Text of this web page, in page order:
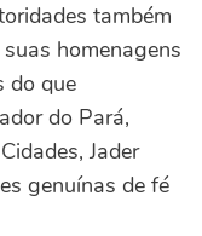
também
homenagens
do que
do Pará,
Jader
genuínas de fé